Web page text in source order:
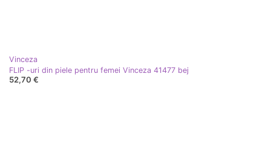
Vinceza
FLIP -uri din piele pentru femei Vinceza 41477 bej
52,70 €